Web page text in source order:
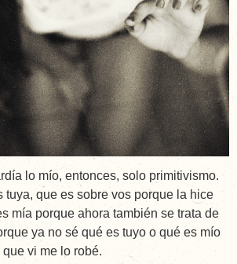
lo mío, entonces, solo primitivismo.
tuya, que es sobre vos porque la hice
mía porque ahora también se trata de
ya no sé qué es tuyo o qué es mío
vi me lo robé.